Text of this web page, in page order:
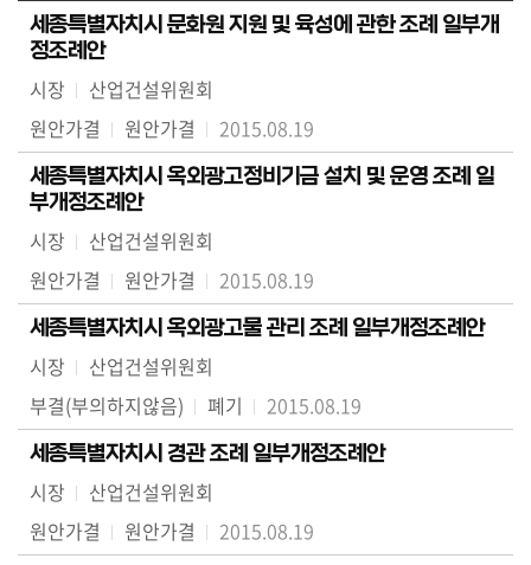
세종특별자치시 문화원 지원 및 육성에 관한 조례 일부개
정조례안
시장
산업건설위원회
원안가결
원안가결 2015.08.19
세종특별자치시 옥외광고정비기금 설치 및 운영 조례 일
부개정조례안
시장
산업건설위원회
원안가결
원안가결 2015.08.19
세종특별자치시 옥외광고물 관리 조례 일부개정조례안
시장
산업건설위원회
부결(부의하지않음)
폐기 2015.08.19
세종특별자치시 경관 조례 일부개정조례안
시장
산업건설위원회
원안가결
원안가결 2015.08.19